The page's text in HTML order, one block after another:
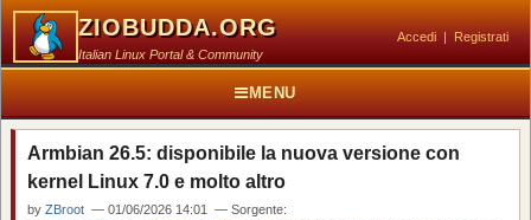
ZIOBUDDA.ORG
Italian Linux Portal & Community
Accedi | Registrati
MENU
Armbian 26.5: disponibile la nuova versione con
kernel Linux 7.0 e molto altro
by ZBroot — 01/06/2026 14:01 — Sorgente: